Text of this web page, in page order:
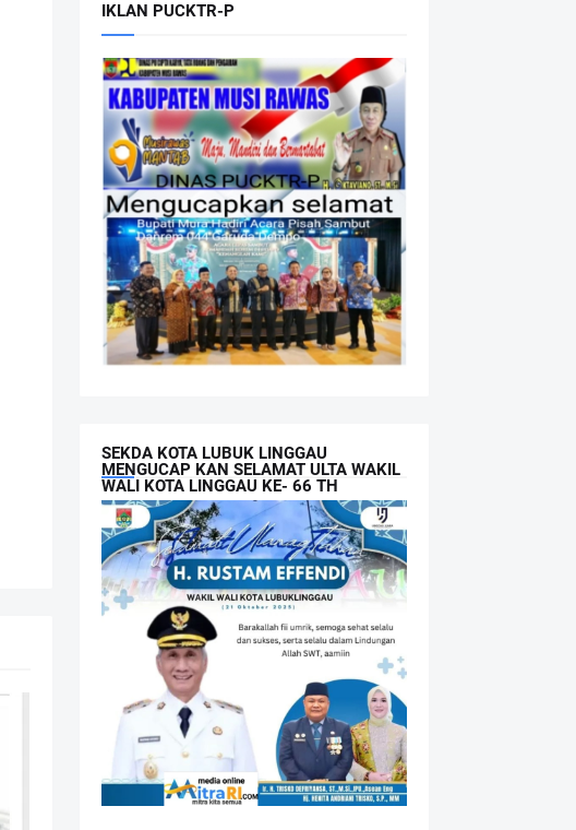
IKLAN PUCKTR-P
SEKDA KOTA LUBUK LINGGAU
MENGUCAP KAN SELAMAT ULTA WAKIL
WALI KOTA LINGGAU KE- 66 TH